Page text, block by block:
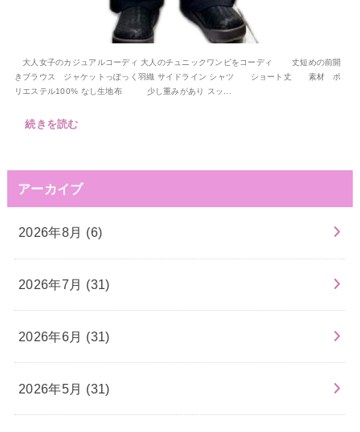
大人女子のカジュアルコーディ 大人のチュニックワンピをコーディ 丈短めの前開
きブラウス ジャケットっぽっく羽織 サイドライン シャツ ショート丈 素材 ポ
リエステル100% なし生地布 少し重みがあり スッ...
続きを読む
アーカイブ
2026年8月 (6)
2026年7月 (31)
2026年6月 (31)
2026年5月 (31)